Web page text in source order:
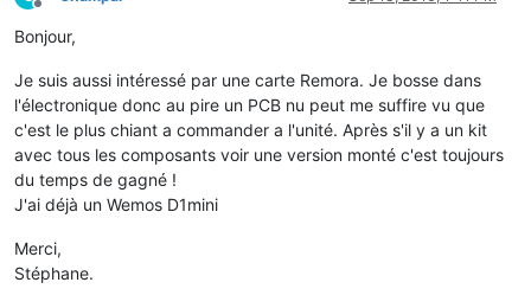
Offline
Bonjour,
Je suis aussi intéressé par une carte Remora. Je bosse dans
l'électronique donc au pire un PCB nu peut me suffire vu que
c'est le plus chiant a commander a l'unité. Après s'il y a un kit
avec tous les composants voir une version monté c'est toujours
du temps de gagné !
J'ai déjà un Wemos D1mini
Merci,
Stéphane.